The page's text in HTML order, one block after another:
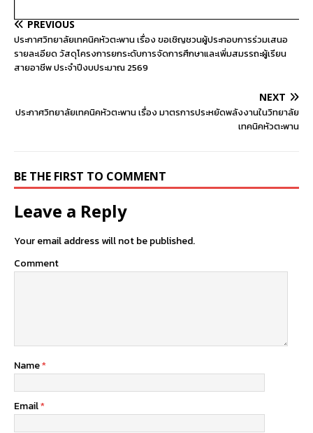
PREVIOUS
ประกาศวิทยาลัยเทคนิคหัวตะพาน เรื่อง ขอเชิญชวนผู้ประกอบการร่วมเสนอ
รายละเอียด วัสดุโครงการยกระดับการจัดการศึกษาและเพิ่มสมรรถะผู้เรียน
สายอาชีพ ประจำปีงบประมาณ 2569
NEXT
ประกาศวิทยาลัยเทคนิคหัวตะพาน เรื่อง มาตรการประหยัดพลังงานในวิทยาลัย
เทคนิคหัวตะพาน
BE THE FIRST TO COMMENT
Leave a Reply
Your email address will not be published.
Comment
Name*
Email*